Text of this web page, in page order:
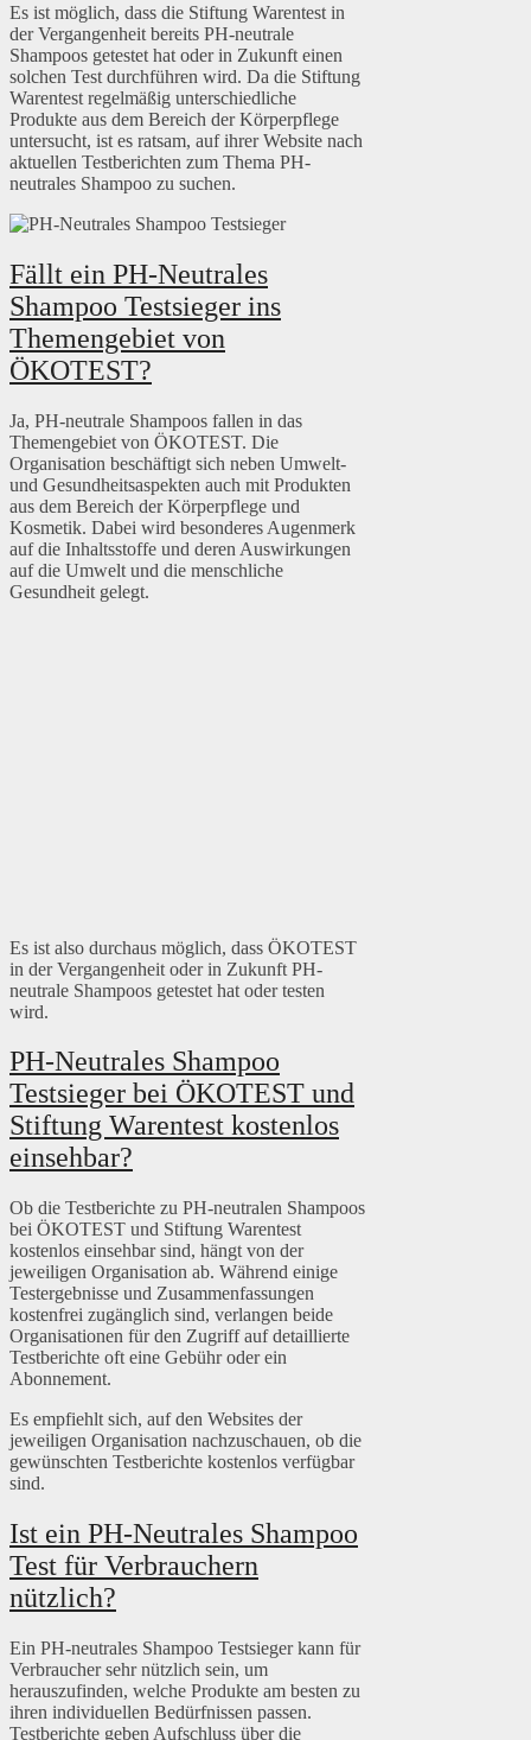
Es ist möglich, dass die Stiftung Warentest in
der Vergangenheit bereits PH-neutrale
Shampoos getestet hat oder in Zukunft einen
solchen Test durchführen wird. Da die Stiftung
Warentest regelmäßig unterschiedliche
Produkte aus dem Bereich der Körperpflege
untersucht, ist es ratsam, auf ihrer Website nach
aktuellen Testberichten zum Thema PH-
neutrales Shampoo zu suchen.
Fällt ein PH-Neutrales
Shampoo Testsieger ins
Themengebiet von
ÖKOTEST?
Ja, PH-neutrale Shampoos fallen in das
Themengebiet von ÖKOTEST. Die
Organisation beschäftigt sich neben Umwelt-
und Gesundheitsaspekten auch mit Produkten
aus dem Bereich der Körperpflege und
Kosmetik. Dabei wird besonderes Augenmerk
auf die Inhaltsstoffe und deren Auswirkungen
auf die Umwelt und die menschliche
Gesundheit gelegt.
Es ist also durchaus möglich, dass ÖKOTEST
in der Vergangenheit oder in Zukunft PH-
neutrale Shampoos getestet hat oder testen
wird.
PH-Neutrales Shampoo
Testsieger bei ÖKOTEST und
Stiftung Warentest kostenlos
einsehbar?
Ob die Testberichte zu PH-neutralen Shampoos
bei ÖKOTEST und Stiftung Warentest
kostenlos einsehbar sind, hängt von der
jeweiligen Organisation ab. Während einige
Testergebnisse und Zusammenfassungen
kostenfrei zugänglich sind, verlangen beide
Organisationen für den Zugriff auf detaillierte
Testberichte oft eine Gebühr oder ein
Abonnement.
Es empfiehlt sich, auf den Websites der
jeweiligen Organisation nachzuschauen, ob die
gewünschten Testberichte kostenlos verfügbar
sind.
Ist ein PH-Neutrales Shampoo
Test für Verbrauchern
nützlich?
Ein PH-neutrales Shampoo Testsieger kann für
Verbraucher sehr nützlich sein, um
herauszufinden, welche Produkte am besten zu
ihren individuellen Bedürfnissen passen.
Testberichte geben Aufschluss über die